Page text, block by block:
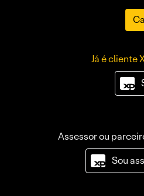
Já é cliente
Assessor ou
Sou